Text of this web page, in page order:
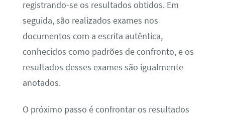
registrando-se os resultados obtidos. Em
seguida, são realizados exames nos
documentos com a escrita autêntica,
conhecidos como padrões de confronto, e os
resultados desses exames são igualmente
anotados.
O próximo passo é confrontar os resultados